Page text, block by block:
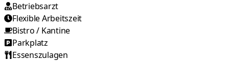
Betriebsarzt
Flexible Arbeitszeit
Bistro / Kantine
Parkplatz
Essenszulagen